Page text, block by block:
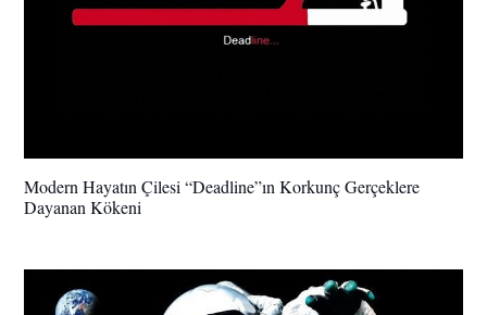
Modern Hayatın Çilesi “Deadline”ın Korkunç Gerçeklere
Dayanan Kökeni